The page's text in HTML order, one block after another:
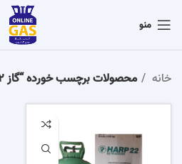
منو
خانه محصولات برچسب خورده “گاز 22 هارپ”